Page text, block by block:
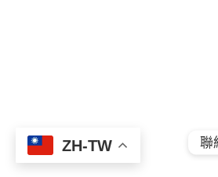
ZH-TW
聯